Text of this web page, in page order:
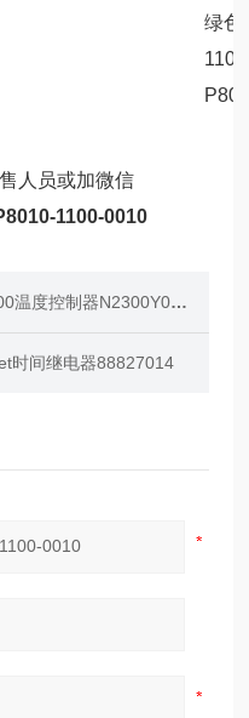
绿色
人员或加微信
1100-0010
度控制器N2300Y0003
时间继电器88827014